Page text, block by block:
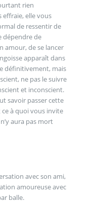
rien
elle vous
de ressentir de
dépendre de
amour, de se lancer
apparaît dans
définitivement, mais
ne pas le suivre
et inconscient.
savoir passer cette
ce à quoi vous invite
aura pas mort
avec son ami,
amoureuse avec
balle.